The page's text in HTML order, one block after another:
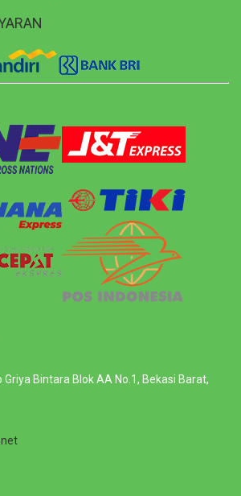
Griya Bintara Blok AA No.1, Bekasi Barat,